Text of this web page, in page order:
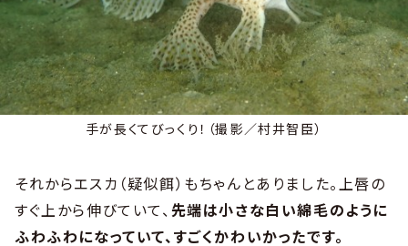
手が長くてびっくり！（撮影／村井智臣）
それからエスカ（疑似餌）もちゃんとありました。上唇の
すぐ上から伸びていて、先端は小さな白い綿毛のように
ふわふわになっていて、すごくかわいかったです。